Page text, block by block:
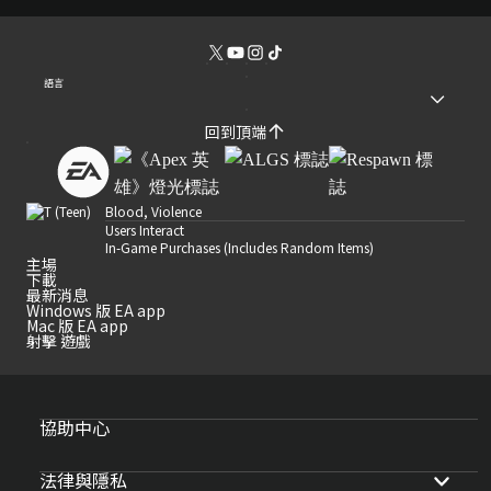
語言
回到頂端
Blood, Violence
Users Interact
In-Game Purchases (Includes Random Items)
主場
下載
最新消息
Windows 版 EA app
Mac 版 EA app
射擊 遊戲
協助中心
法律與隱私